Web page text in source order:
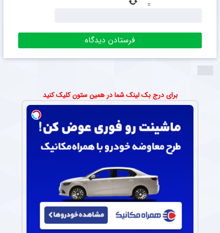
=
برای درج بک لینک شما در همین ستون کلیک کنید